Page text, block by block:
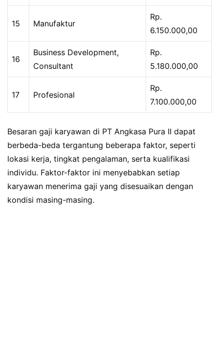
15 Manufaktur
Rp.
6.150.000,00
16
Business Development,
Consultant
Rp.
5.180.000,00
17 Profesional
Rp.
7.100.000,00
Besaran gaji karyawan di PT Angkasa Pura II dapat
berbeda-beda tergantung beberapa faktor, seperti
lokasi kerja, tingkat pengalaman, serta kualifikasi
individu. Faktor-faktor ini menyebabkan setiap
karyawan menerima gaji yang disesuaikan dengan
kondisi masing-masing.